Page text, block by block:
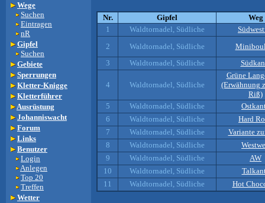
Wege
Suchen
Eintragen
nR
Gipfel
Suchen
Gebiete
Sperrungen
Kletter-Knigge
Kletterführer
Ausrüstung
Johanniswacht
Forum
Links
Benutzer
Login
Anlegen
Top 20
Treffen
Wetter
Nr. Gipfel
Weg
1
Waldtornadel, Südliche
2
Waldtornadel, Südliche
3
Waldtornadel, Südliche
4 Waldtornadel, Südliche
Grüne
(Erwähnung
Riß)
5
Waldtornadel, Südliche
6
Waldtornadel, Südliche
Hard
7
Waldtornadel, Südliche
Variante
8
Waldtornadel, Südliche
9
Waldtornadel, Südliche
AW
10
Waldtornadel, Südliche
11
Waldtornadel, Südliche Hot